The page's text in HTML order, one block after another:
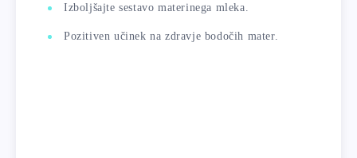
Izboljšajte sestavo materinega mleka.
Pozitiven učinek na zdravje bodočih mater.